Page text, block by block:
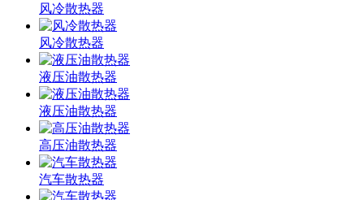
风冷散热器
风冷散热器
液压油散热器
液压油散热器
高压油散热器
汽车散热器